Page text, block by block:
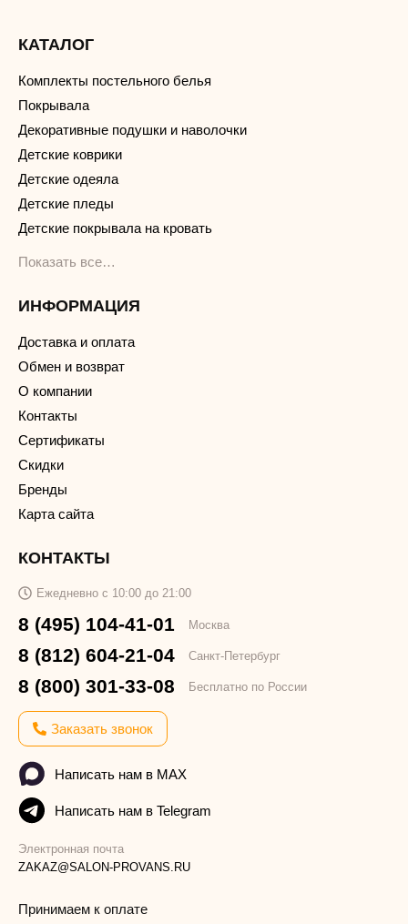
КАТАЛОГ
Комплекты постельного белья
Покрывала
Декоративные подушки и наволочки
Детские коврики
Детские одеяла
Детские пледы
Детские покрывала на кровать
Показать все…
ИНФОРМАЦИЯ
Доставка и оплата
Обмен и возврат
О компании
Контакты
Сертификаты
Скидки
Бренды
Карта сайта
КОНТАКТЫ
Ежедневно с 10:00 до 21:00
8 (495) 104-41-01 Москва
8 (812) 604-21-04 Санкт-Петербург
8 (800) 301-33-08 Бесплатно по России
Заказать звонок
Написать нам в MAX
Написать нам в Telegram
Электронная почта
ZAKAZ@SALON-PROVANS.RU
Принимаем к оплате